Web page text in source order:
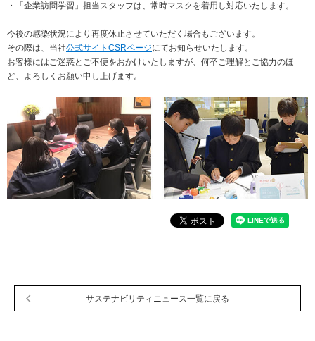
・「企業訪問学習」担当スタッフは、常時マスクを着用し対応いたします。
今後の感染状況により再度休止させていただく場合もございます。
その際は、当社公式サイトCSRページにてお知らせいたします。
お客様にはご迷惑とご不便をおかけいたしますが、何卒ご理解とご協力のほ
ど、よろしくお願い申し上げます。
サステナビリティニュース一覧に戻る